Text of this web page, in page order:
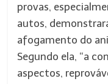
provas,
autos,
afogamento do
Segundo ela, “a
aspectos,